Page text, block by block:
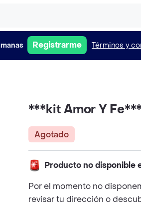
Registrarme Términos y
***kit Amor Y
Agotado
Producto no disponible
Por el momento no
revisar tu dirección o